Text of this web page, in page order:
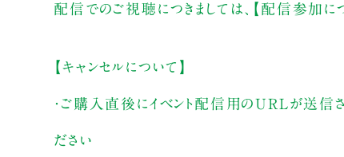
配信でのご視聴につきましては、【配信参加に
【キャンセルについて】
・ご購入直後にイベント配信用のURLが送信
ださい